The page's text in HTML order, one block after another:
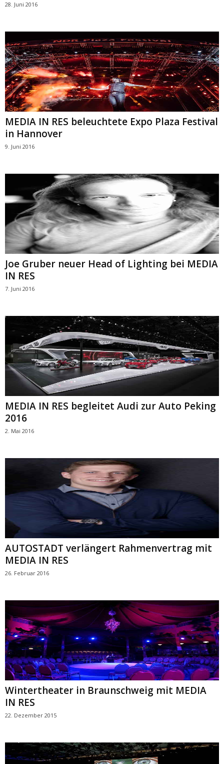
28. Juni 2016
MEDIA IN RES beleuchtete Expo Plaza Festival
in Hannover
9. Juni 2016
Joe Gruber neuer Head of Lighting bei MEDIA
IN RES
7. Juni 2016
MEDIA IN RES begleitet Audi zur Auto Peking
2016
2. Mai 2016
AUTOSTADT verlängert Rahmenvertrag mit
MEDIA IN RES
26. Februar 2016
Wintertheater in Braunschweig mit MEDIA
IN RES
22. Dezember 2015